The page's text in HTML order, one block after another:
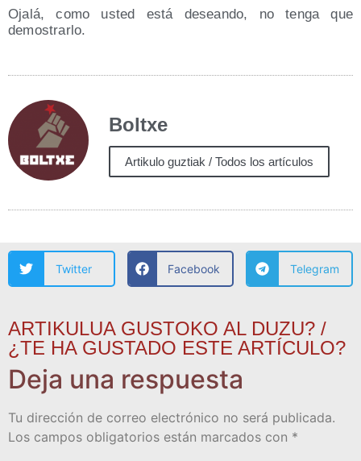
Oja­lá, como usted está desean­do, no ten­ga que
demostrarlo.
Boltxe
Artikulo guztiak / Todos los artículos
Twitter Facebook Telegram
ARTIKULUA GUSTOKO AL DUZU? /
¿TE HA GUSTADO ESTE ARTÍCULO?
Deja una respuesta
Tu dirección de correo electrónico no será publicada.
Los campos obligatorios están marcados con *